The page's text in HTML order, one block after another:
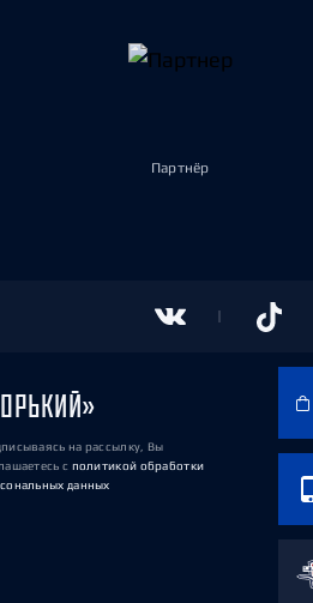
Партнёр
на рассылку, Вы
с политикой обработки
данных